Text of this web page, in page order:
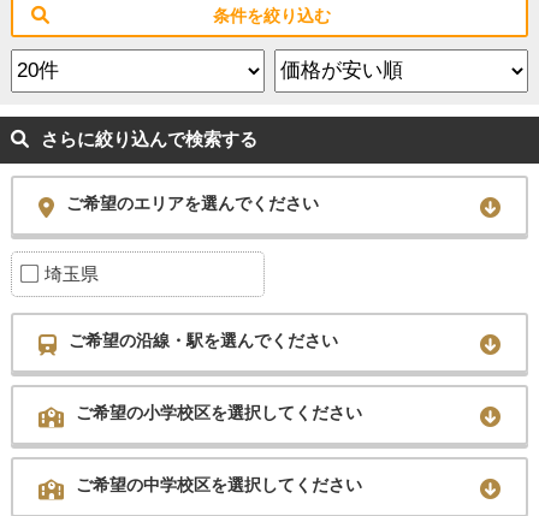
条件を絞り込む
さらに絞り込んで検索する
ご希望のエリアを選んでください
埼玉県
ご希望の沿線・駅を選んでください
ご希望の小学校区を選択してください
ご希望の中学校区を選択してください